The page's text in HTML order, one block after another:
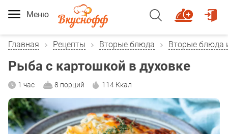
Меню
Главная Рецепты Вторые блюда Вторые блюда
Рыба с картошкой в духовке
1 час 8 порций 114 Ккал